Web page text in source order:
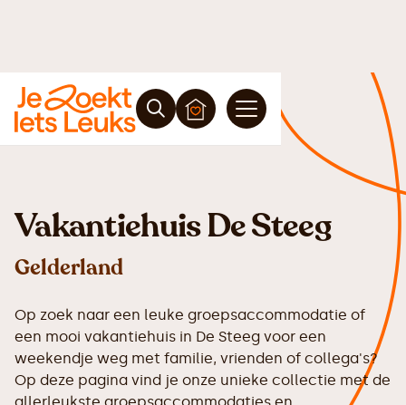
Vakantiehuis De Steeg
Gelderland
Op zoek naar een leuke groepsaccommodatie of
een mooi vakantiehuis in De Steeg voor een
weekendje weg met familie, vrienden of collega's?
Op deze pagina vind je onze unieke collectie met de